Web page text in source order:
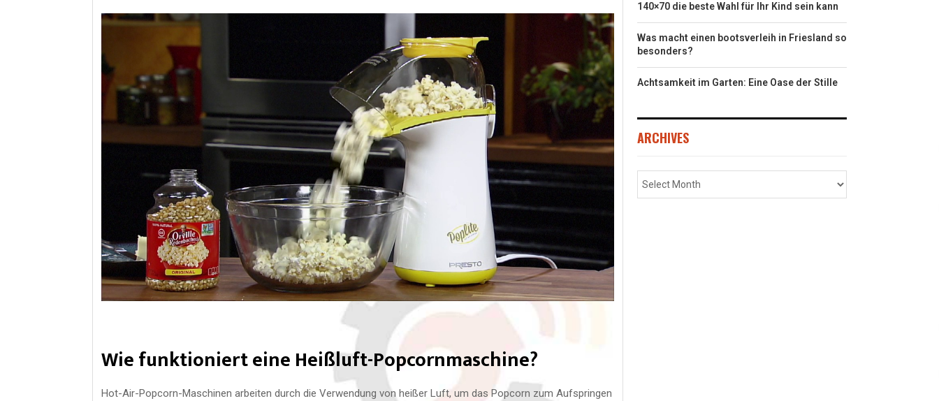
Wie funktioniert eine Heißluft-Popcornmaschine?
Hot-Air-Popcorn-Maschinen arbeiten durch die Verwendung von heißer Luft, um das Popcorn zum Aufspringen
140×70 die beste Wahl für Ihr Kind sein kann
Was macht einen bootsverleih in Friesland so
besonders?
Achtsamkeit im Garten: Eine Oase der Stille
ARCHIVES